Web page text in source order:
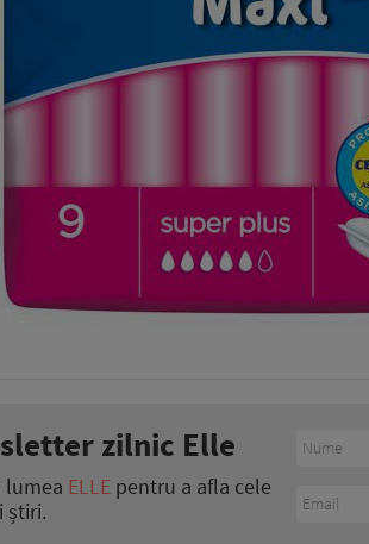
zilnic Elle
lumea ELLE pentru a afla cele
știri.